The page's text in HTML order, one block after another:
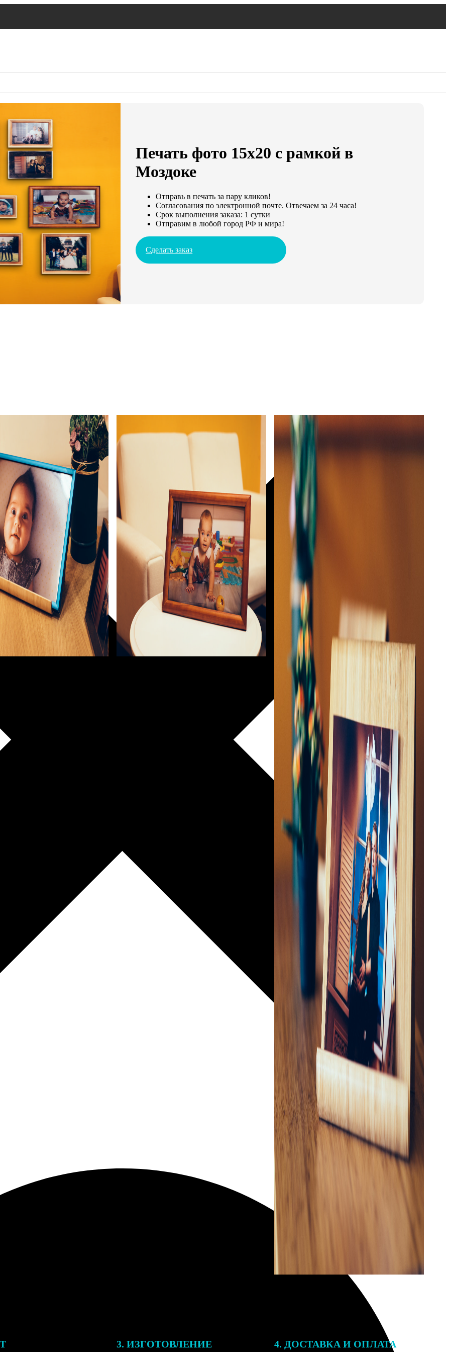
Печать фото 15х20 с рамкой в
Моздоке
Отправь в печать за пару кликов!
Согласования по электронной почте. Отвечаем за 24 часа!
Срок выполнения заказа: 1 сутки
Отправим в любой город РФ и мира!
Сделать заказ
3. ИЗГОТОВЛЕНИЕ 4. ДОСТАВКА И ОПЛАТА